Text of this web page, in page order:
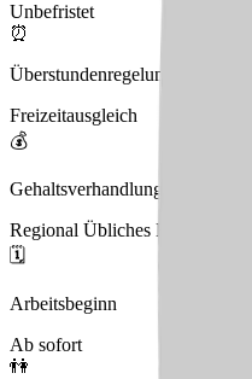
Unbefristet
⏰
Überstundenregelung
Freizeitausgleich
💰
Gehaltsverhandlungen
Regional Übliches Entgeltniveau
🗓️
Arbeitsbeginn
Ab sofort
👫